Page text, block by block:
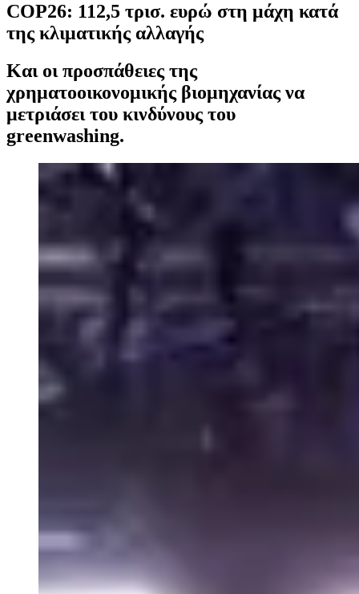
COP26: 112,5 τρισ. ευρώ στη μάχη κατά
της κλιματικής αλλαγής
Και οι προσπάθειες της
χρηματοοικονομικής βιομηχανίας να
μετριάσει του κινδύνους του
greenwashing.